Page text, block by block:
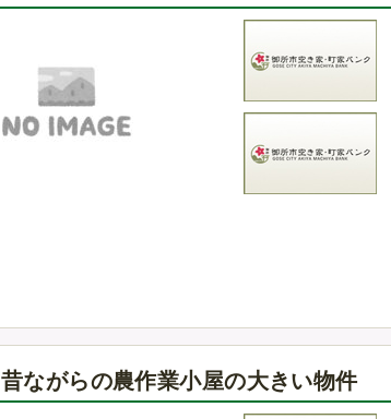
昔ながらの農作業小屋の大きい物件